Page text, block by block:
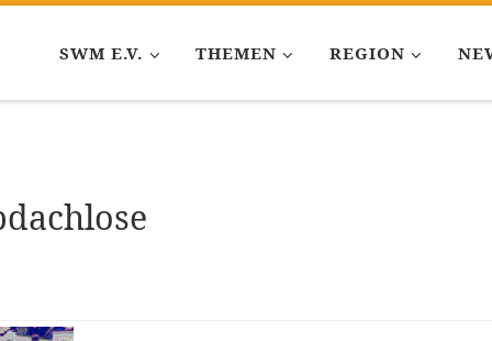
SWM E.V. THEMEN REGION